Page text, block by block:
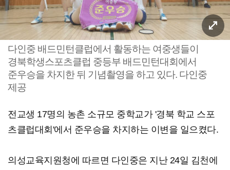
다인중 배드민턴클럽에서 활동하는 여중생들이
경북학생스포츠클럽 중등부 배드민턴대회에서
준우승을 차지한 뒤 기념촬영을 하고 있다. 다인중
제공
전교생 17명의 농촌 소규모 중학교가 '경북 학교 스포
츠클럽대회'에서 준우승을 차지하는 이변을 일으켰다.
의성교육지원청에 따르면 다인중은 지난 24일 김천에